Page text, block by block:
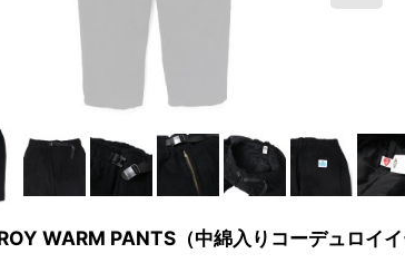
WARM PANTS（中綿入りコーデュロイ